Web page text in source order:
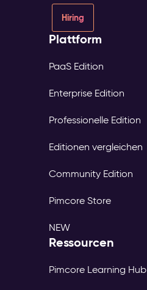
Hiring
Plattform
PaaS Edition
Enterprise Edition
Professionelle Edition
Editionen vergleichen
Community Edition
Pimcore Store
NEW
Ressourcen
Pimcore Learning Hub